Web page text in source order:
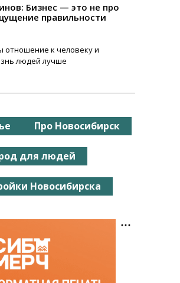
Бизнес — это не про
правильности
отношение к человеку и
людей лучше
Про Новосибирск
для людей
Новосибирска